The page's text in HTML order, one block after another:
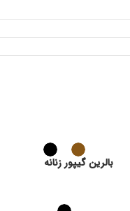
بالرین گیپور زنانه